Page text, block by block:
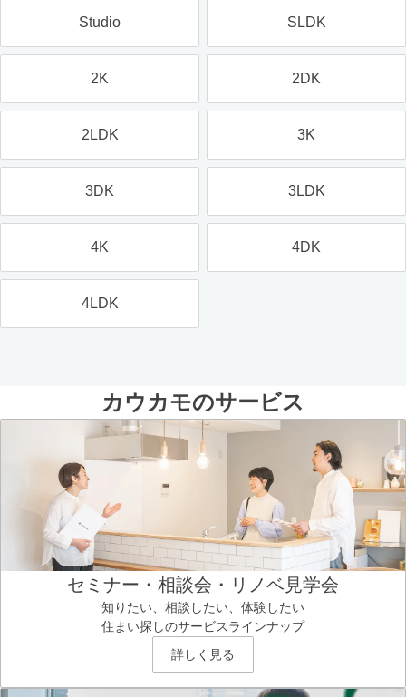
Studio SLDK
2K 2DK
2LDK 3K
3DK 3LDK
4K 4DK
4LDK
カウカモのサービス
セミナー・相談会・リノベ見学会
知りたい、相談したい、体験したい
住まい探しのサービスラインナップ
詳しく見る